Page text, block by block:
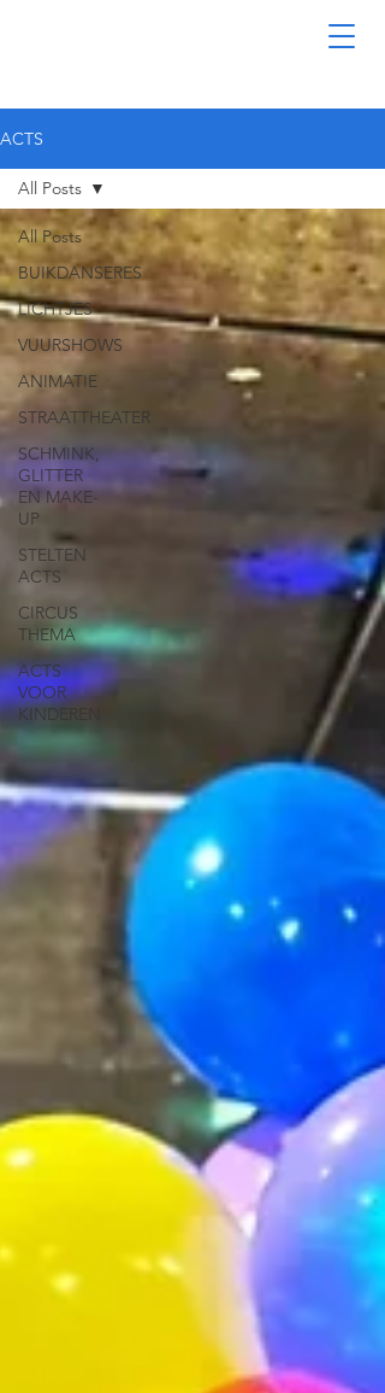
ACTS
All Posts
BUIKDANSERES
LICHTJES
VUURSHOWS
ANIMATIE
STRAATTHEATER
SCHMINK,
GLITTER
EN MAKE-
UP
STELTEN
ACTS
CIRCUS
THEMA
ACTS
VOOR
KINDEREN
All Posts